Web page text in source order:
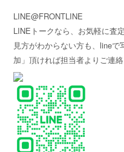
LINE@FRONTLINE
LINEトークなら、お気軽に査
見方がわからない方も、line
加」頂ければ担当者よりご連